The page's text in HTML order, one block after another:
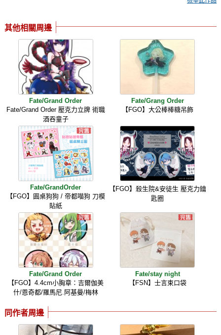
其他相關周邊
Fate/Grand Order
Fate/Grand Order 壓克力立牌 術職
酒吞童子
Fate/Grang Order
【FGO】大公棒棒糖吊飾
Fate/GrandOrder
【FGO】圓桌狗狗 / 帝都喵狗 刀模
貼紙
【FGO】殺生院&安徒生 壓克力鑰
匙圈
Fate/Grand Order
【FGO】4.4cm小胸章：吉爾伽美
什/恩奇都/羅馬尼.阿基曼/梅林
Fate/stay night
【FSN】士言束口袋
同作者周邊